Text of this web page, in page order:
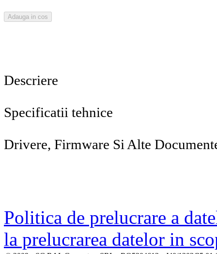
Descriere
Specificatii tehnice
Drivere, Firmware Si Alte
Politica de prelucrare a
la prelucrarea datelor in